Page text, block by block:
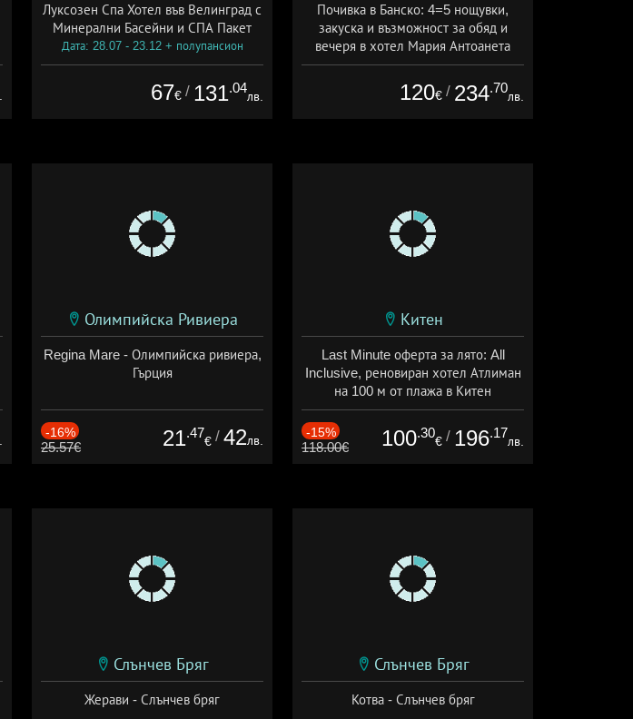
Луксозен Спа Хотел във Велинград с
Минерални Басейни и СПА Пакет
Дата: 28.07 - 23.12 + полупансион
67€ / 131.04
лв.
Почивка в Банско: 4=5 нощувки,
закуска и възможност за обяд и
вечеря в хотел Мария Антоанета
Дата: 16.07 - 07.09 + полупансион
120€ / 234.70
лв.
Олимпийска Ривиера
Regina Mare - Олимпийска ривиера,
Гърция
-16%
25.57€ 21.47
€ / 42лв.
Китен
Last Minute оферта за лято: All
Inclusive, реновиран хотел Атлиман
на 100 м от плажа в Китен
Дата: 01.06 - 29.09 + all inclusive
-15%
118.00€ 100.30
€ / 196.17
лв.
Слънчев Бряг
Жерави - Слънчев бряг
Слънчев Бряг
Котва - Слънчев бряг